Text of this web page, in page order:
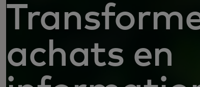
achats en